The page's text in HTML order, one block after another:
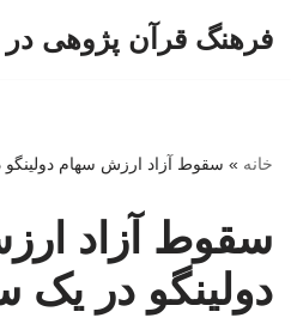
فرهنگ قرآن پژوهی
خانه » سقوط آزاد ارزش سهام
سقوط آزاد
دولینگو در یک